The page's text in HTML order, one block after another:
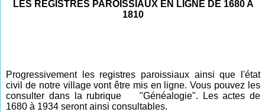
LES REGISTRES PAROISSIAUX EN LIGNE DE 1680 A
1810
Progressivement les registres paroissiaux ainsi que l'état
civil de notre village vont être mis en ligne. Vous pouvez les
consulter dans la rubrique
"Généalogie". Les actes de
1680 à 1934 seront ainsi consultables.